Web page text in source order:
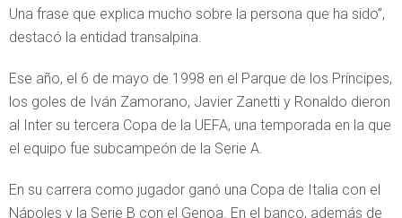
Una frase que explica mucho sobre la persona que ha sido”,
destacó la entidad transalpina.
Ese año, el 6 de mayo de 1998 en el Parque de los Príncipes,
los goles de Iván Zamorano, Javier Zanetti y Ronaldo dieron
al Inter su tercera Copa de la UEFA, una temporada en la que
el equipo fue subcampeón de la Serie A.
En su carrera como jugador ganó una Copa de Italia con el
Nápoles y la Serie B con el Genoa. En el banco, además de